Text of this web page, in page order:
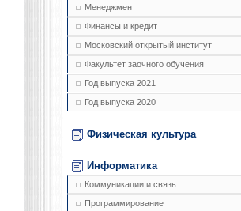
Менеджмент
Финансы и кредит
Московский открытый институт
Факультет заочного обучения
Год выпуска 2021
Год выпуска 2020
Физическая культура
Информатика
Коммуникации и связь
Программирование